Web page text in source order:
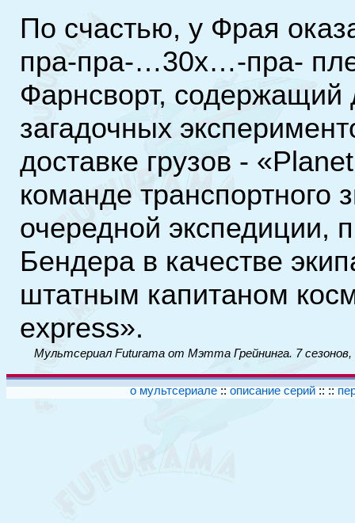
По счастью, у Фрая
пра-пра-…30х…-пра-
Фарнсворт,
загадочных
доставке грузов -
команде транспортного
очередной экспедиции,
Бендера в качестве
штатным капитаном
express».
Мультсериал Futurama от Мэтта Грейнинга. 7
о мультсериале::описание серий:: ::